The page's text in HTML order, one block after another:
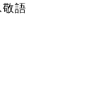
敬語